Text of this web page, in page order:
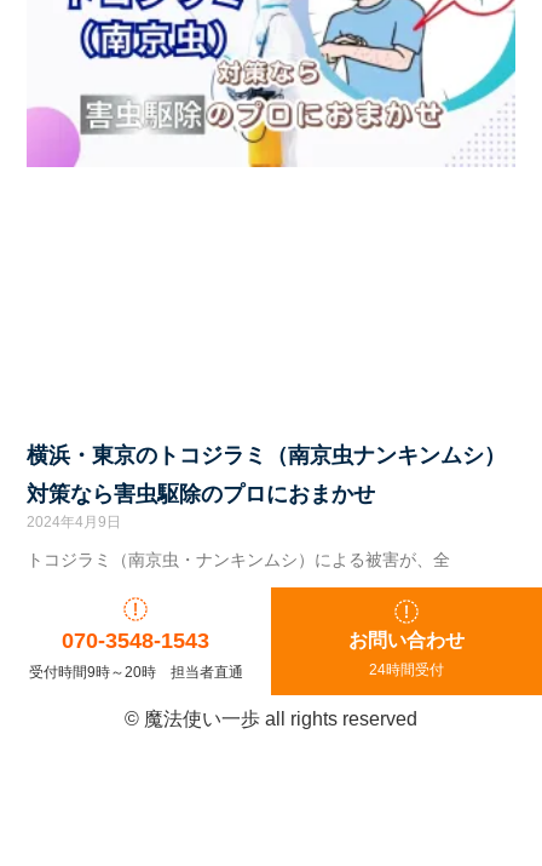
横浜・東京のトコジラミ（南京虫ナンキンムシ）
対策なら害虫駆除のプロにおまかせ
2024年4月9日
トコジラミ（南京虫・ナンキンムシ）による被害が、全
070-3548-1543
受付時間9時～20時 担当者直通
お問い合わせ
24時間受付
© 魔法使い一歩 all rights reserved